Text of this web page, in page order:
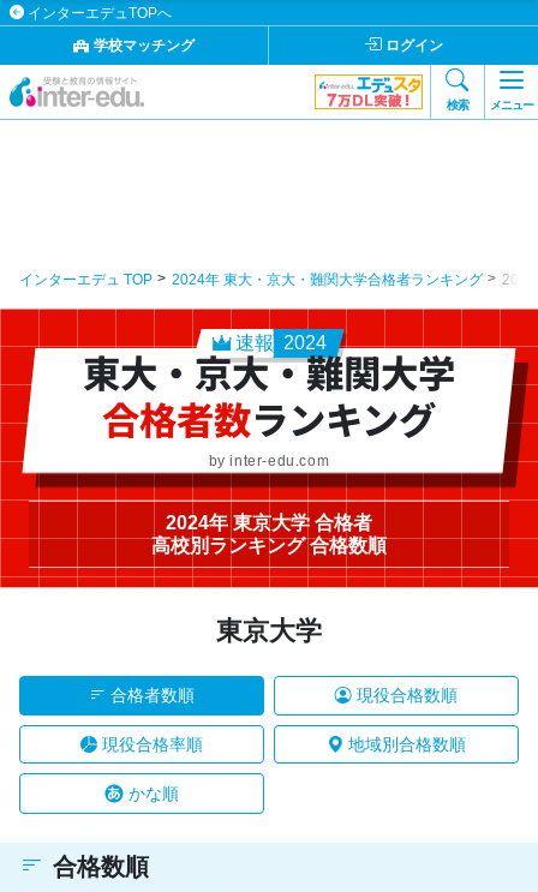
インターエデュTOPへ
学校マッチング
ログイン
検索 メニュー
インターエデュ TOP 2024年 東大・京大・難関大学合格者ランキング
速報 2024
東大・京大・難関大学
合格者数ランキング
by inter-edu.com
2024年 東京大学 合格者
高校別ランキング 合格数順
東京大学
合格者数順 現役合格数順
現役合格率順 地域別合格数順
かな順
合格数順